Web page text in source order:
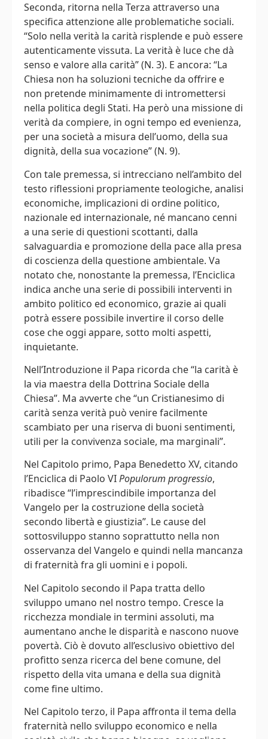
Seconda, ritorna nella Terza attraverso una
specifica attenzione alle problematiche sociali.
“Solo nella verità la carità risplende e può essere
autenticamente vissuta. La verità è luce che dà
senso e valore alla carità” (N. 3). E ancora: “La
Chiesa non ha soluzioni tecniche da offrire e
non pretende minimamente di intromettersi
nella politica degli Stati. Ha però una missione di
verità da compiere, in ogni tempo ed evenienza,
per una società a misura dell’uomo, della sua
dignità, della sua vocazione” (N. 9).
Con tale premessa, si intrecciano nell’ambito del
testo riflessioni propriamente teologiche, analisi
economiche, implicazioni di ordine politico,
nazionale ed internazionale, né mancano cenni
a una serie di questioni scottanti, dalla
salvaguardia e promozione della pace alla presa
di coscienza della questione ambientale. Va
notato che, nonostante la premessa, l’Enciclica
indica anche una serie di possibili interventi in
ambito politico ed economico, grazie ai quali
potrà essere possibile invertire il corso delle
cose che oggi appare, sotto molti aspetti,
inquietante.
Nell’Introduzione il Papa ricorda che “la carità è
la via maestra della Dottrina Sociale della
Chiesa”. Ma avverte che “un Cristianesimo di
carità senza verità può venire facilmente
scambiato per una riserva di buoni sentimenti,
utili per la convivenza sociale, ma marginali”.
Nel Capitolo primo, Papa Benedetto XV, citando
l’Enciclica di Paolo VIPopulorum progressio,
ribadisce “l’imprescindibile importanza del
Vangelo per la costruzione della società
secondo libertà e giustizia”. Le cause del
sottosviluppo stanno soprattutto nella non
osservanza del Vangelo e quindi nella mancanza
di fraternità fra gli uomini e i popoli.
Nel Capitolo secondo il Papa tratta dello
sviluppo umano nel nostro tempo. Cresce la
ricchezza mondiale in termini assoluti, ma
aumentano anche le disparità e nascono nuove
povertà. Ciò è dovuto all’esclusivo obiettivo del
profitto senza ricerca del bene comune, del
rispetto della vita umana e della sua dignità
come fine ultimo.
Nel Capitolo terzo, il Papa affronta il tema della
fraternità nello sviluppo economico e nella